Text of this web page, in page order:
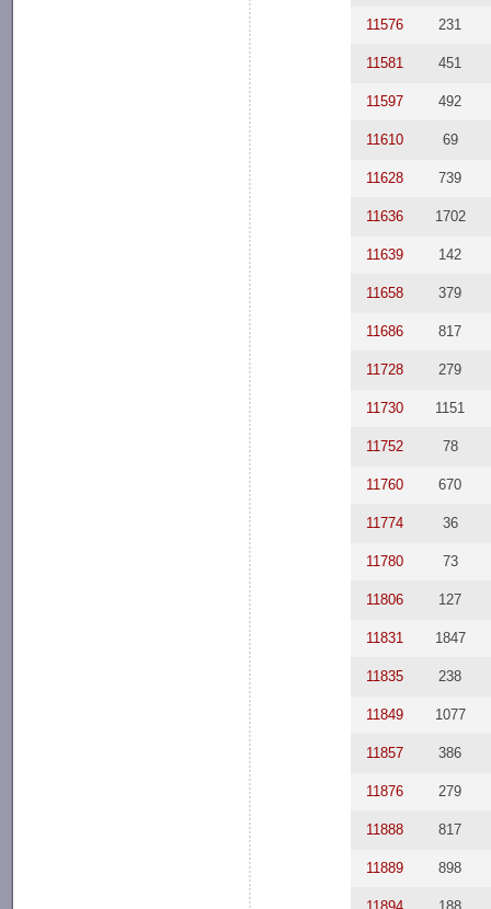
11576 231
11581 451
11597 492
11610 69
11628 739
11636 1702
11639 142
11658 379
11686 817
11728 279
11730 1151
11752 78
11760 670
11774 36
11780 73
11806 127
11831 1847
11835 238
11849 1077
11857 386
11876 279
11888 817
11889 898